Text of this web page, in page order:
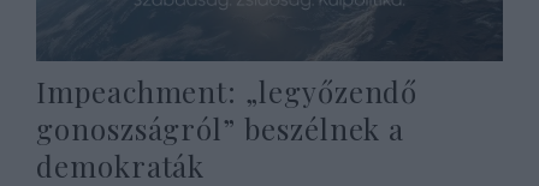
Impeachment: „legyőzendő
gonoszságról” beszélnek a
demokraták